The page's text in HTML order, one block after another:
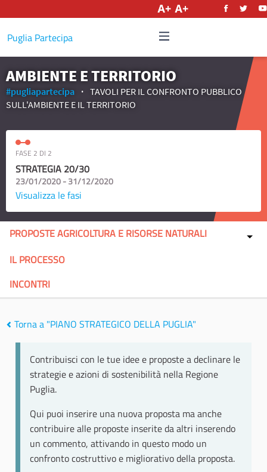
Puglia Partecipa
AMBIENTE E TERRITORIO
#pugliapartecipa
TAVOLI PER IL CONFRONTO PUBBLICO
SULL'AMBIENTE E IL TERRITORIO
FASE 2 DI 2
STRATEGIA 20/30
23/01/2020 - 31/12/2020
Visualizza le fasi
PROPOSTE AGRICOLTURA E RISORSE NATURALI
IL PROCESSO
INCONTRI
Torna a "PIANO STRATEGICO DELLA PUGLIA"
Contribuisci con le tue idee e proposte a declinare le
strategie e azioni di sostenibilità nella Regione
Puglia.
Qui puoi inserire una nuova proposta ma anche
contribuire alle proposte inserite da altri inserendo
un commento, attivando in questo modo un
confronto costruttivo e migliorativo della proposta.